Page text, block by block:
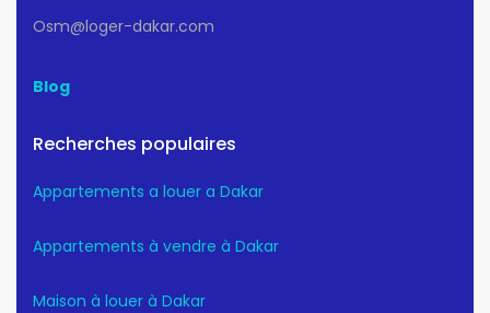
Osm@loger-dakar.com
Blog
Recherches populaires
Appartements a louer a Dakar
Appartements à vendre à Dakar
Maison à louer à Dakar